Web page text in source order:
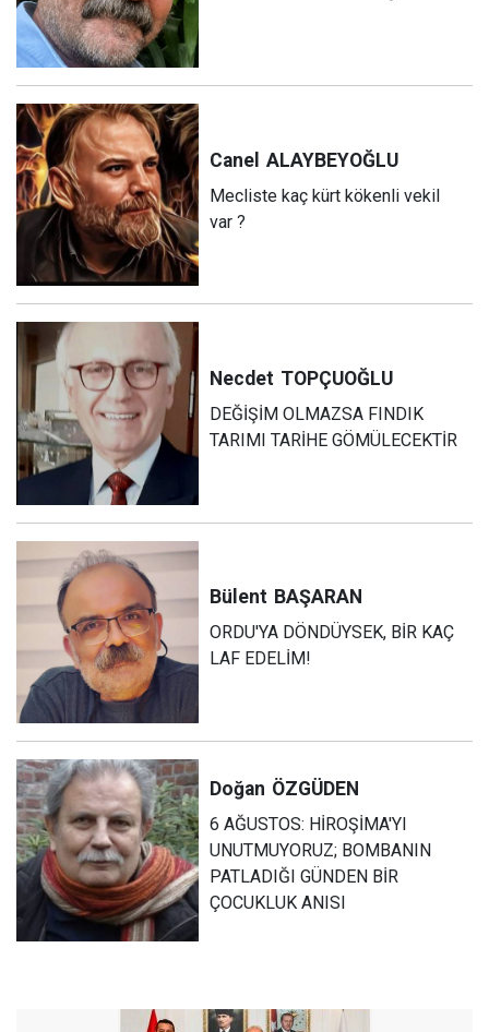
Canel ALAYBEYOĞLU
Mecliste kaç kürt kökenli vekil
var ?
Necdet TOPÇUOĞLU
DEĞİŞİM OLMAZSA FINDIK
TARIMI TARİHE GÖMÜLECEKTİR
Bülent BAŞARAN
ORDU'YA DÖNDÜYSEK, BİR KAÇ
LAF EDELİM!
Doğan ÖZGÜDEN
6 AĞUSTOS: HİROŞİMA'YI
UNUTMUYORUZ; BOMBANIN
PATLADIĞI GÜNDEN BİR
ÇOCUKLUK ANISI